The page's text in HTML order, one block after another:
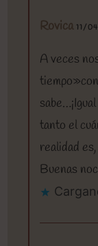
Rovica 11/
A veces
tanto el
realidad
Buenas